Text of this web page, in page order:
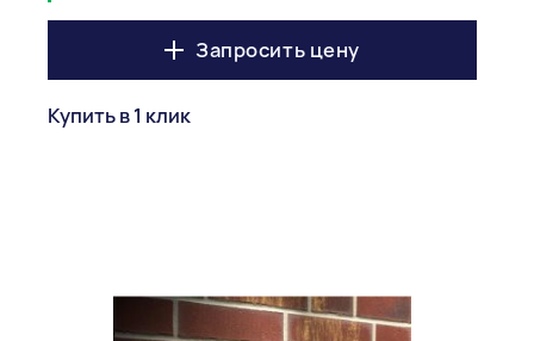
Запросить цену
Купить в 1 клик